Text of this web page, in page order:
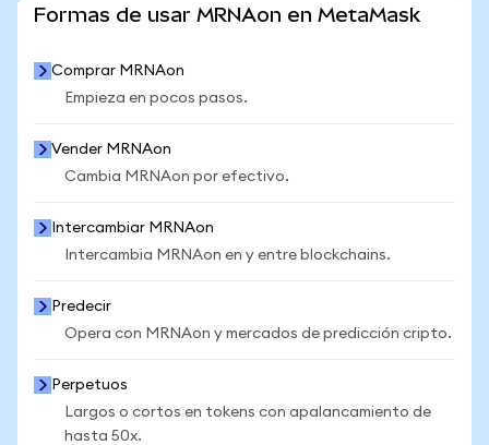
Formas de usar MRNAon en MetaMask
Comprar MRNAon
Empieza en pocos pasos.
Vender MRNAon
Cambia MRNAon por efectivo.
Intercambiar MRNAon
Intercambia MRNAon en y entre blockchains.
Predecir
Opera con MRNAon y mercados de predicción cripto.
Perpetuos
Largos o cortos en tokens con apalancamiento de
hasta 50x.